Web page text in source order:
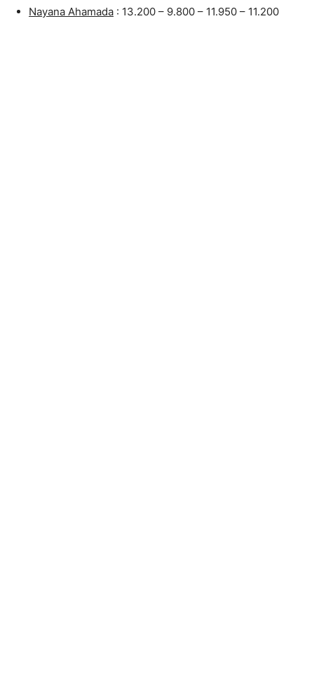
Nayana Ahamada : 13.200 – 9.800 – 11.950 – 11.200